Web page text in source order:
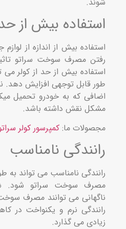
بیش از حد از
بیش از اندازه از لوازم جانبی
مصرف سوخت سراتو تاثیر
بیش از حد از کولر می تواند
قابل توجهی افزایش دهد. نصب
که به خودرو تحمیل میکند می
نقش داشته باشد.
ما:کمپرسور کولر سراتو
نامناسب
نامناسب می تواند به طور
سوخت سراتو شود.
می توانند مصرف سوخت را بالا
نرم و یکنواخت در کاهش
می گذارد.